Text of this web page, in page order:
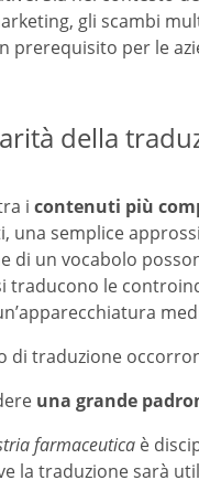
gli scambi
prerequisito per le
della
i contenuti più
una semplice
di un vocabolo
traducono le
di traduzione
una grande
farmaceutica è
la traduzione sarà